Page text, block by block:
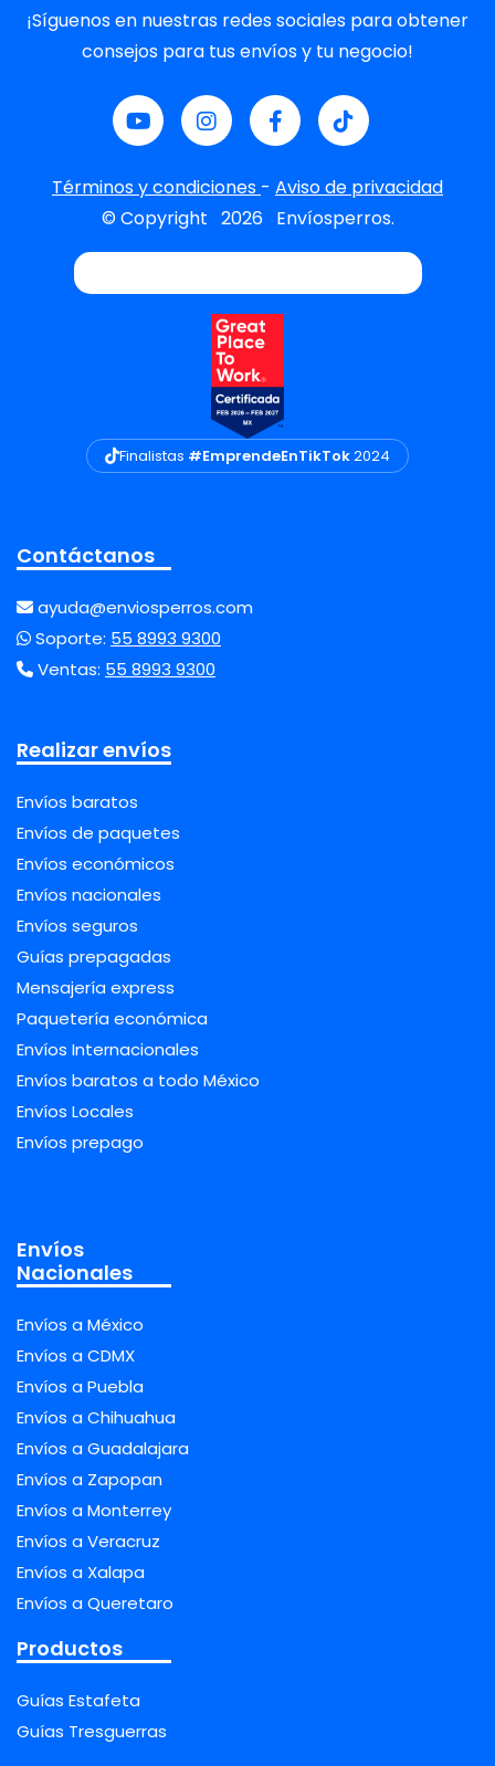
¡Síguenos en nuestras redes sociales para obtener
consejos para tus envíos y tu negocio!
Términos y condiciones - Aviso de privacidad
© Copyright 2026 Envíosperros.
Finalistas #EmprendeEnTikTok2024
Contáctanos
ayuda@enviosperros.com
Soporte: 55 8993 9300
Ventas: 55 8993 9300
Realizar envíos
Envíos baratos
Envíos de paquetes
Envíos económicos
Envíos nacionales
Envíos seguros
Guías prepagadas
Mensajería express
Paquetería económica
Envíos Internacionales
Envíos baratos a todo México
Envíos Locales
Envíos prepago
Envíos
Nacionales
Envíos a México
Envíos a CDMX
Envíos a Puebla
Envíos a Chihuahua
Envíos a Guadalajara
Envíos a Zapopan
Envíos a Monterrey
Envíos a Veracruz
Envíos a Xalapa
Envíos a Queretaro
Productos
Guías Estafeta
Guías Tresguerras